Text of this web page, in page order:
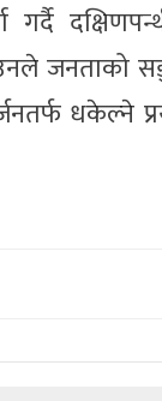
गर्दै
जनताको
धकेल्ने